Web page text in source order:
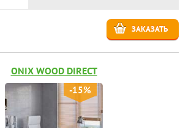
ЗАКАЗАТЬ
ONIX WOOD DIRECT
-15%